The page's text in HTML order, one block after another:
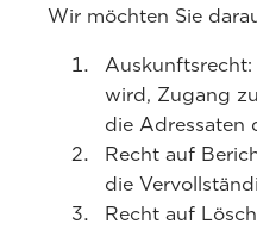
Wir möchten Sie
wird, Zugang
die Adressaten
Recht auf
die
Recht auf